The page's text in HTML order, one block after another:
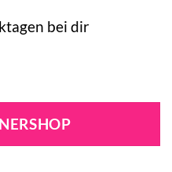
bei dir